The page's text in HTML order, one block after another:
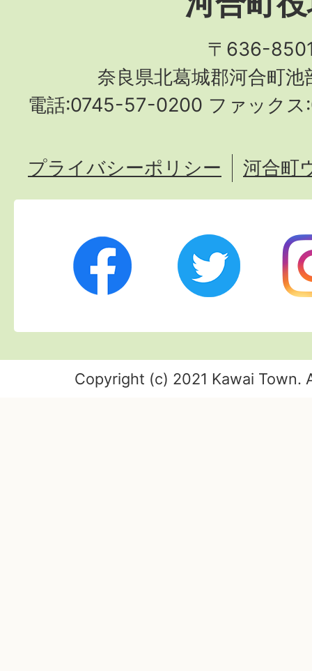
〒636-
奈良県北葛城郡河合町池
電話:0745-57-0200 ファック
Facebook Twitter
プライバシーポリシー 河合町
Copyright (c) 2021 Kawai Town.